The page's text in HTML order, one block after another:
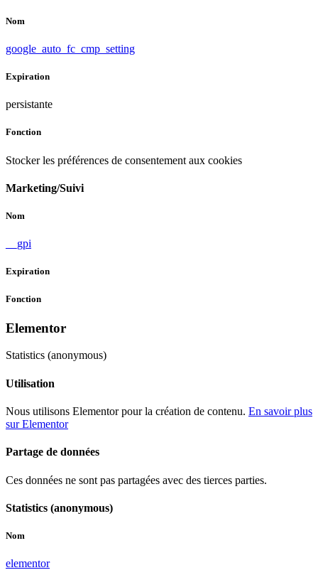
Nom
google_auto_fc_cmp_setting
Expiration
persistante
Fonction
Stocker les préférences de consentement aux cookies
Marketing/Suivi
Nom
__gpi
Expiration
Fonction
Elementor
Statistics (anonymous)
Utilisation
Nous utilisons Elementor pour la création de contenu. En savoir plus
sur Elementor
Partage de données
Ces données ne sont pas partagées avec des tierces parties.
Statistics (anonymous)
Nom
elementor